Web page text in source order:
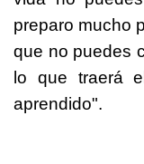
preparo mucho
que no puedes
lo que traerá
aprendido".